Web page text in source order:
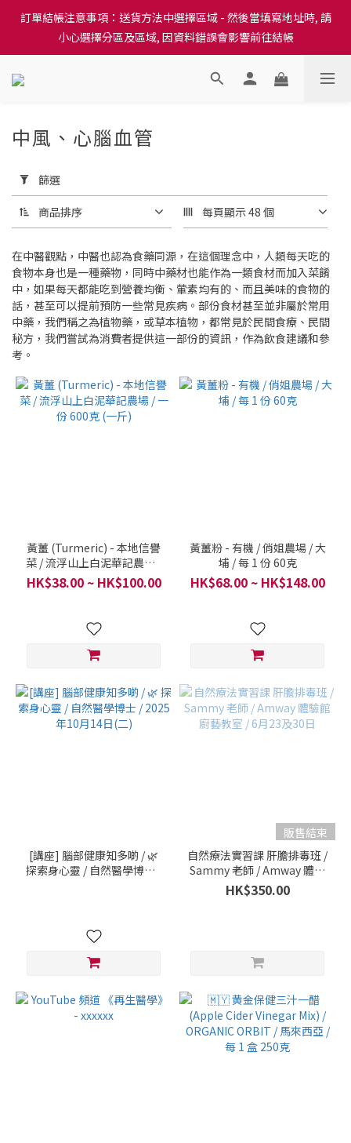
訂單結帳注意事項：送貨方法中選擇區域 - 然後當填寫地址時, 請
小心選擇分區及區域, 因資料錯誤會影響前往結帳
訂單結帳注意事項：送貨方法中選擇區域 - 然後當填寫地址時, 請
小心選擇分區及區域, 因資料錯誤會影響前往結帳
隆重推出本地培育田香雞、金棠雞、粵皇鷄及平原雞等，想食靚雞
訂單結帳注意事項：送貨方法中選擇區域 - 然後當填寫地址時, 請
小心選擇分區及區域, 因資料錯誤會影響前往結帳
用
篩
選
價格
(HK$)
~
中風、心腦血管
篩選
商品排序 每頁顯示 48 個
在中醫觀點，中醫也認為食藥同源，在這個理念中，人類每天吃的
食物本身也是一種藥物，同時中藥材也能作為一類食材而加入菜餚
中，如果每天都能吃到營養均衡、葷素均有的、而且美味的食物的
話，甚至可以提前預防一些常見疾病。部份食材甚至並非屬於常用
中藥，我們稱之為植物藥，或草本植物，都常見於民間食療、民間
秘方，我們嘗試為消費者提供這一部份的資訊，作為飲食建議和參
考。
黃薑 (Turmeric) - 本地信譽
菜 / 流浮山上白泥華記農場 /
一份 600克 (一斤)
HK$38.00 ~ HK$100.00
黃薑粉 - 有機 / 俏姐農場 / 大
埔 / 每 1 份 60克
HK$68.00 ~ HK$148.00
[講座] 腦部健康知多啲 / 🌿
探索身心靈 / 自然醫學博士 /
販售結束
自然療法實習課 肝膽排毒班 /
Sammy 老師 / Amway 體驗
館廚藝教室 / 6月23及30日
HK$350.00